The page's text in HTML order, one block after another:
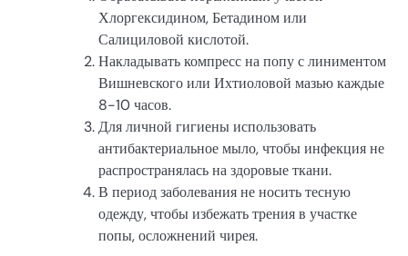
Хлоргексидином, Бетадином или
Салициловой кислотой.
Накладывать компресс на попу с линиментом
Вишневского или Ихтиоловой мазью каждые
8-10 часов.
Для личной гигиены использовать
антибактериальное мыло, чтобы инфекция не
распространялась на здоровые ткани.
В период заболевания не носить тесную
одежду, чтобы избежать трения в участке
попы, осложнений чирея.